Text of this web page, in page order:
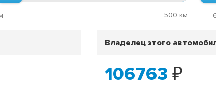
500 км
Владелец этого
106763 ₽